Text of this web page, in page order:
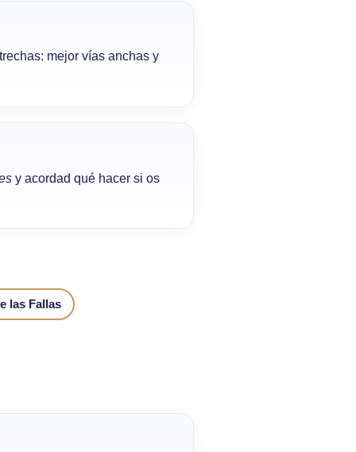
mejor vías anchas y
y acordad qué hacer si os
las Fallas